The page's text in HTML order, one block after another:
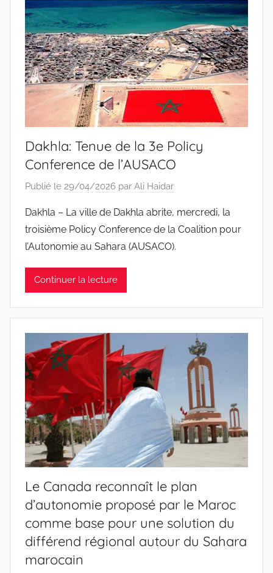
Dakhla: Tenue de la 3e Policy
Conference de l’AUSACO
Publié le 29/04/2026 par Ali Haidar
Dakhla – La ville de Dakhla abrite, mercredi, la
troisième Policy Conference de la Coalition pour
l’Autonomie au Sahara (AUSACO).
Continuer la lecture
Le Canada reconnaît le plan
d’autonomie proposé par le Maroc
comme base pour une solution du
différend régional autour du Sahara
marocain